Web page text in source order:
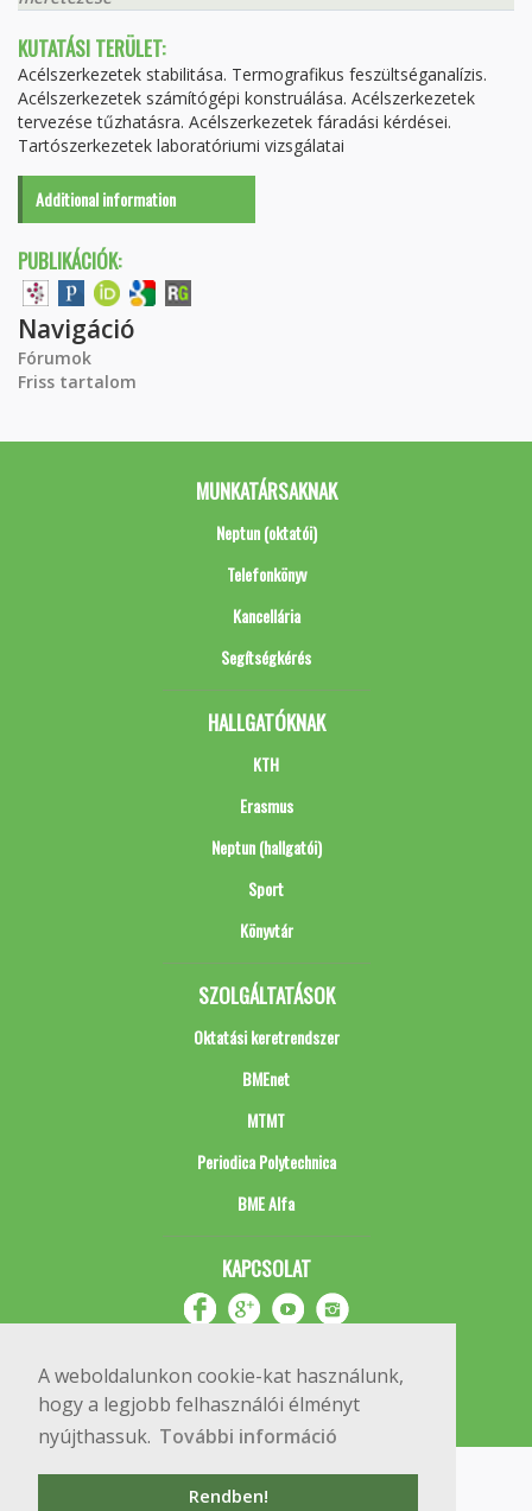
A weboldalunkon cookie-kat használunk,
hogy a legjobb felhasználói élményt
nyújthassuk. További információ
Rendben!
KUTATÁSI TERÜLET:
Acélszerkezetek stabilitása. Termografikus feszültséganalízis.
Acélszerkezetek számítógépi konstruálása. Acélszerkezetek
tervezése tűzhatásra. Acélszerkezetek fáradási kérdései.
Tartószerkezetek laboratóriumi vizsgálatai
Additional information
PUBLIKÁCIÓK:
Navigáció
Fórumok
Friss tartalom
MUNKATÁRSAKNAK
Neptun (oktatói)
Telefonkönyv
Kancellária
Segítségkérés
HALLGATÓKNAK
KTH
Erasmus
Neptun (hallgatói)
Sport
Könyvtár
SZOLGÁLTATÁSOK
Oktatási keretrendszer
BMEnet
MTMT
Periodica Polytechnica
BME Alfa
KAPCSOLAT
Copyright © 2020 BME Építőmérnöki Kar